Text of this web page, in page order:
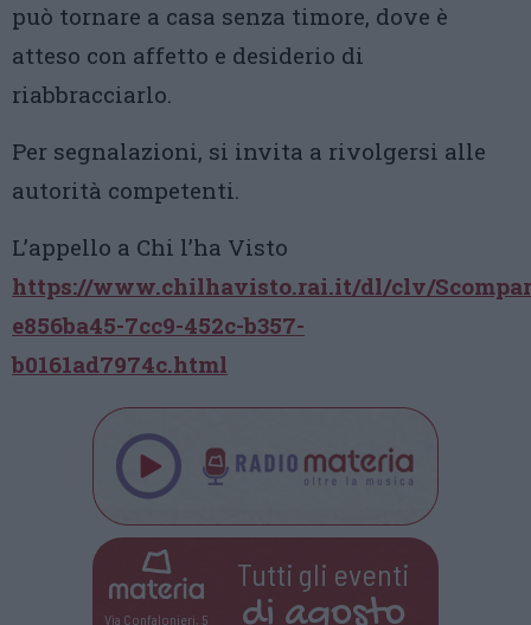
può tornare a casa senza timore, dove è
atteso con affetto e desiderio di
riabbracciarlo.
Per segnalazioni, si invita a rivolgersi alle
autorità competenti.
L’appello a Chi l’ha Visto
https://www.chilhavisto.rai.it/dl/clv/
e856ba45-7cc9-452c-b357-
b0161ad7974c.html
Via Confalonieri, 5
Tutti gli eventi
di agosto